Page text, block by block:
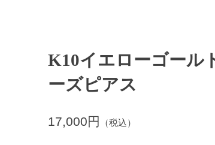
K10イエローゴール
ーズピアス
17,000円 （税込）